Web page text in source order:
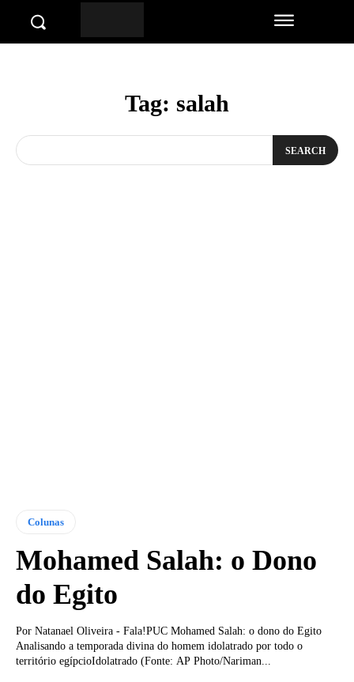
Tag: salah
SEARCH
Colunas
Mohamed Salah: o Dono
do Egito
Por Natanael Oliveira - Fala!PUC Mohamed Salah: o dono do Egito
Analisando a temporada divina do homem idolatrado por todo o
território egípcioIdolatrado (Fonte: AP Photo/Nariman...